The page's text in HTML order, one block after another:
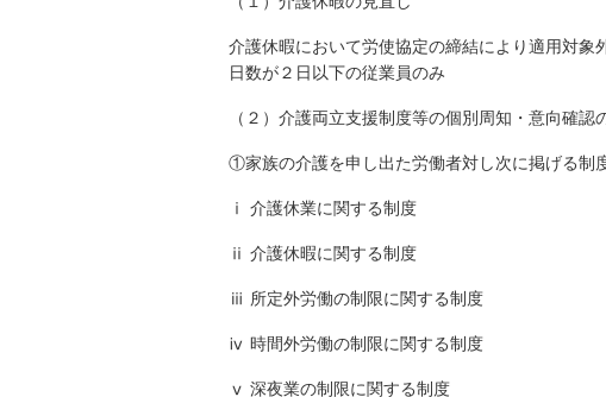
介護休暇において労使協定の締結により適用対象
日数が２日以下の従業員のみ
（２）介護両立支援制度等の個別周知・意向確認
①家族の介護を申し出た労働者対し次に掲げる制
ⅰ 介護休業に関する制度
ⅱ 介護休暇に関する制度
ⅲ 所定外労働の制限に関する制度
ⅳ 時間外労働の制限に関する制度
ⅴ 深夜業の制限に関する制度